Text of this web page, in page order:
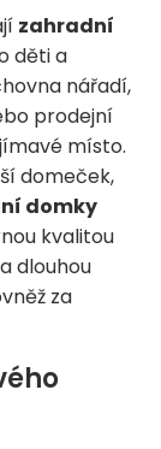
zahradní
děti a
nářadí,
prodejní
místo.
domeček,
domky
kvalitou
dlouhou
za